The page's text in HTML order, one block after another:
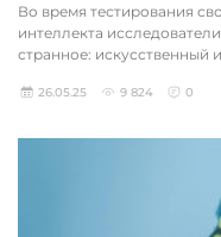
Во время тестирования
интеллекта
странное: искусственный
26.05.25 9 824 0